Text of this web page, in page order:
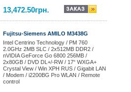
13,472.50грн.
Fujitsu-Siemens AMILO M3438G
Intel Centrino Technology / PM 760
2.0GHz 2MB SLC / 2x512MB DDR2 /
nVIDIA GeForce Go 6800 256MB /
2x80GB / DVD DL+/-RW / 17“ WXGA+
Crystal View / Win XPH RUS / Gigabit LAN
/ Modem / i2200BG Pro WLAN / Remote
control